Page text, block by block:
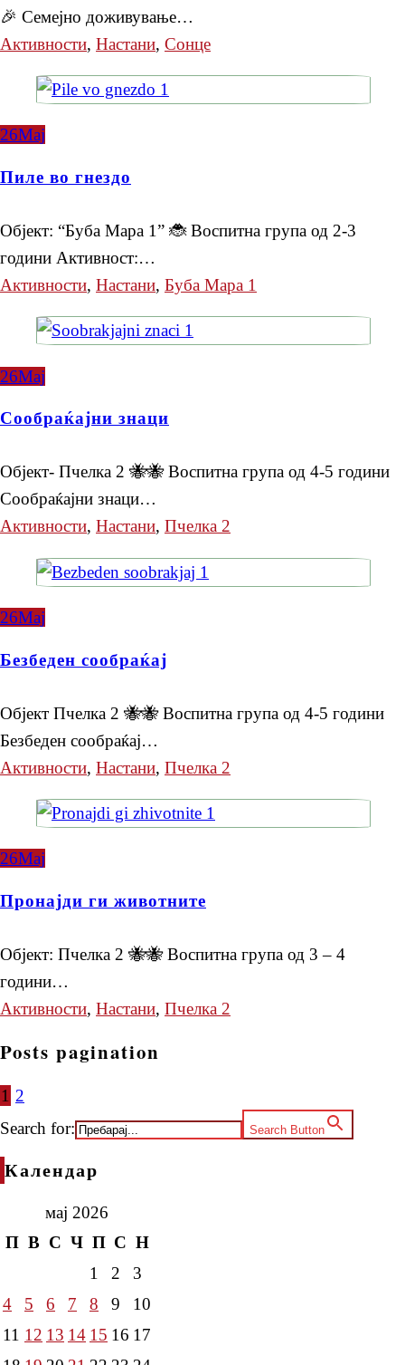
🎉 Семејно доживување…
Активности, Настани, Сонце
26Мај
Пиле во гнездо
Објект: “Буба Мара 1” 🐞 Воспитна група од 2-3
години Активност:…
Активности, Настани, Буба Мара 1
26Мај
Сообраќајни знаци
Објект- Пчелка 2 🐝🐝 Воспитна група од 4-5 години
Сообраќајни знаци…
Активности, Настани, Пчелка 2
26Мај
Безбеден сообраќај
Објект Пчелка 2 🐝🐝 Воспитна група од 4-5 години
Безбеден сообраќај…
Активности, Настани, Пчелка 2
26Мај
Пронајди ги животните
Објект: Пчелка 2 🐝🐝 Воспитна група од 3 – 4
години…
Активности, Настани, Пчелка 2
Posts pagination
1 2
Search for:
Search Button
Календар
мај 2026
П В С Ч П С Н
1
2
3
4
5 6 7 8 9
10
11 12 13 14 15 16 17